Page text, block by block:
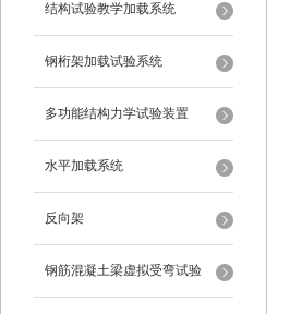
结构试验教学加载系统
钢桁架加载试验系统
多功能结构力学试验装置
水平加载系统
反向架
钢筋混凝土梁虚拟受弯试验